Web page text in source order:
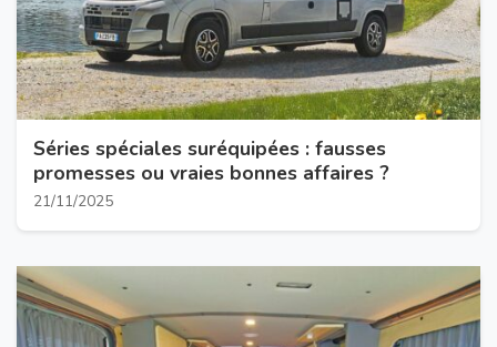
Séries spéciales suréquipées : fausses
promesses ou vraies bonnes affaires ?
21/11/2025